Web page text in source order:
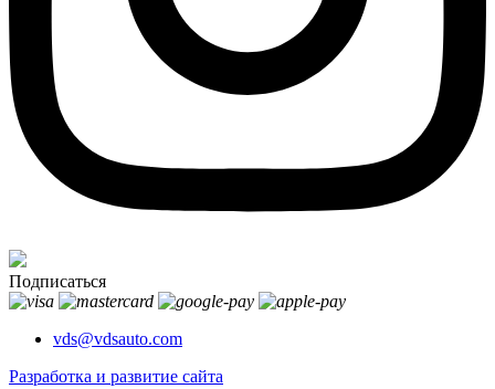
Подписаться
vds@vdsauto.com
Разработка и развитие сайта